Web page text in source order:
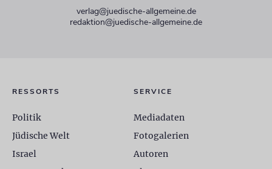
verlag@juedische-allgemeine.de
redaktion@juedische-allgemeine.de
RESSORTS
Politik
Jüdische Welt
Israel
SERVICE
Mediadaten
Fotogalerien
Autoren